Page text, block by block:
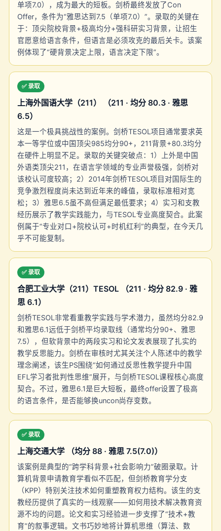
单项7.0），成为最大的短板。剑桥最终发放了Con
Offer，条件为“雅思达到7.5（单项7.0）”。录取的关键在
于：顶尖院校背景+极高均分+强科研实习背景，让招生
官愿意给语言条件，但语言是必须攻克的最后关卡。该案
例体现了“硬背景决定上限，语言决定下限”。
✅ 录取
上海外国语大学（211） （211 · 均分 80.3 · 雅思
6.5）
这是一个极具挑战性的案例。剑桥TESOL项目通常要求英
本一等学位或中国顶尖985均分90+，211背景+80.3均分
在硬件上明显不足。录取的关键突破点：1）上外是中国
外语类顶尖211，在语言学领域的专业声誉极强，剑桥对
该校认可度较高；2）2014年剑桥TESOL项目对国际生的
竞争激烈程度尚未达到近年来的峰值，录取标准相对宽
松；3）雅思6.5虽不高但满足最低要求；4）实习和支教
经历展示了教学实践能力，与TESOL专业高度契合。此案
例属于“专业对口+院校认可+时机红利”的典型，在今天几
乎不可能复制。
✅ 录取
合肥工业大学（211）TESOL （211 · 均分 82.9 · 雅
思 6.1）
剑桥TESOL非常看重教学实践与学术潜力，虽然均分82.9
和雅思6.1远低于剑桥平均录取线（通常均分90+、雅思
7.5），但软背景中的两段实习和论文发表展现了扎实的
教学反思能力。剑桥在审核时尤其关注个人陈述中的教学
理念阐述，该生PS围绕“如何通过反思性教学提升中国
EFL学习者批判性思维”展开，与剑桥TESOL课程核心高度
契合。不过，雅思6.1是巨大短板，最终offer设置了极高
的语言条件，是否能够换uncon尚存变数。
✅ 录取
上海交通大学 （均分 88 · 雅思 7.5(7.0)）
该案例是典型的“跨学科背景+社会影响力”破圈录取。计
算机背景申请教育学看似不匹配，但剑桥教育学分支
（KPP）特别关注技术如何重塑教育权力结构。该生的支
教经历提供了真实的一线观察——如何用技术解决教育资
源不均的问题。论文和实习经验进一步支撑了“技术+教
育”的叙事逻辑。文书巧妙地将计算机思维（算法、数